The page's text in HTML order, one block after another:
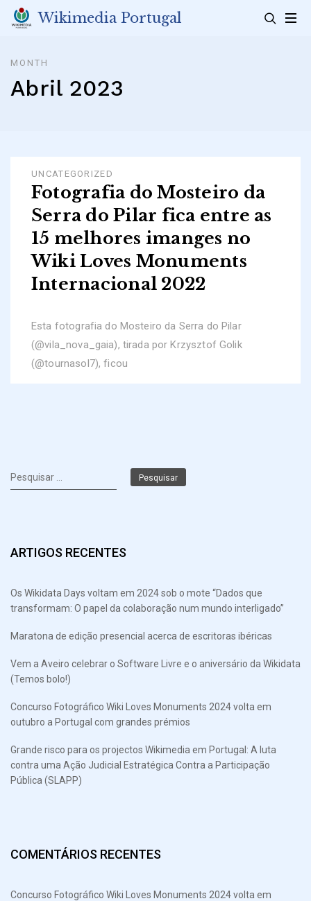
Skip
Wikimedia Portugal
MONTH
Abril 2023
UNCATEGORIZED
Fotografia do Mosteiro da
Serra do Pilar fica entre as
15 melhores imanges no
Wiki Loves Monuments
Internacional 2022
Esta fotografia do Mosteiro da Serra do Pilar
(@vila_nova_gaia), tirada por Krzysztof Golik
(@tournasol7), ficou
Pesquisar
por:
ARTIGOS RECENTES
Os Wikidata Days voltam em 2024 sob o mote “Dados que
transformam: O papel da colaboração num mundo interligado”
Maratona de edição presencial acerca de escritoras ibéricas
Vem a Aveiro celebrar o Software Livre e o aniversário da Wikidata
(Temos bolo!)
Concurso Fotográfico Wiki Loves Monuments 2024 volta em
outubro a Portugal com grandes prémios
Grande risco para os projectos Wikimedia em Portugal: A luta
contra uma Ação Judicial Estratégica Contra a Participação
Pública (SLAPP)
COMENTÁRIOS RECENTES
Concurso Fotográfico Wiki Loves Monuments 2024 volta em